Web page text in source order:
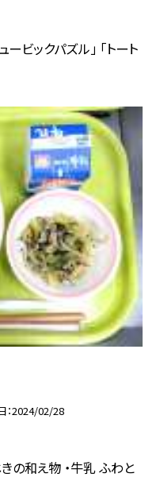
ービックパズル」 「トート
2024/02/28
の和え物 ・牛乳 ふわと